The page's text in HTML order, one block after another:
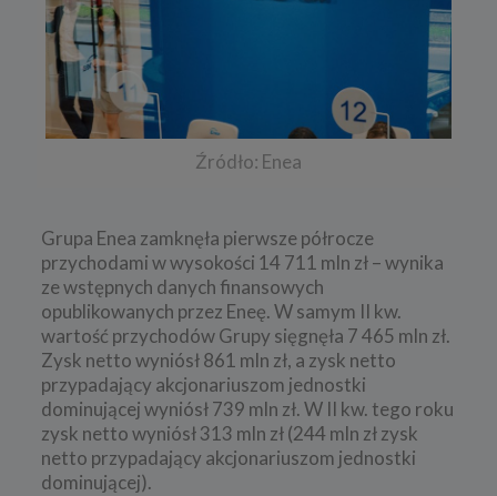
Źródło: Enea
Grupa Enea zamknęła pierwsze półrocze
przychodami w wysokości 14 711 mln zł – wynika
ze wstępnych danych finansowych
opublikowanych przez Eneę. W samym II kw.
wartość przychodów Grupy sięgnęła 7 465 mln zł.
Zysk netto wyniósł 861 mln zł, a zysk netto
przypadający akcjonariuszom jednostki
dominującej wyniósł 739 mln zł. W II kw. tego roku
zysk netto wyniósł 313 mln zł (244 mln zł zysk
netto przypadający akcjonariuszom jednostki
dominującej).